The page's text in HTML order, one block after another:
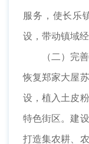
服务，使长乐
设，带动镇域
（二）完
恢复郑家大屋
设，植入土皮
特色街区。建
打造集农耕、